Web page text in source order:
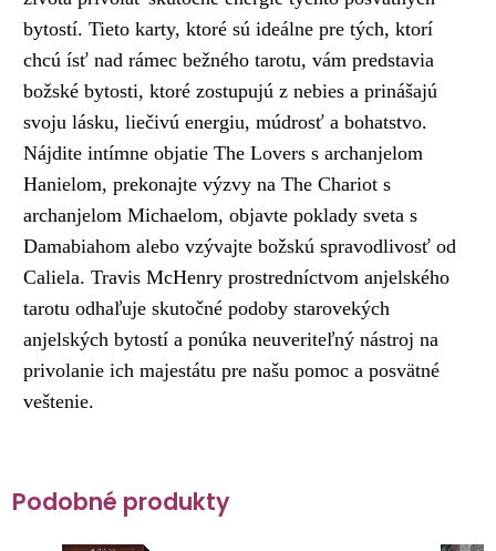
bytostí. Tieto karty, ktoré sú ideálne pre tých, ktorí
chcú ísť nad rámec bežného tarotu, vám predstavia
božské bytosti, ktoré zostupujú z nebies a prinášajú
svoju lásku, liečivú energiu, múdrosť a bohatstvo.
Nájdite intímne objatie The Lovers s archanjelom
Hanielom, prekonajte výzvy na The Chariot s
archanjelom Michaelom, objavte poklady sveta s
Damabiahom alebo vzývajte božskú spravodlivosť od
Caliela. Travis McHenry prostredníctvom anjelského
tarotu odhaľuje skutočné podoby starovekých
anjelských bytostí a ponúka neuveriteľný nástroj na
privolanie ich majestátu pre našu pomoc a posvätné
veštenie.
Podobné produkty